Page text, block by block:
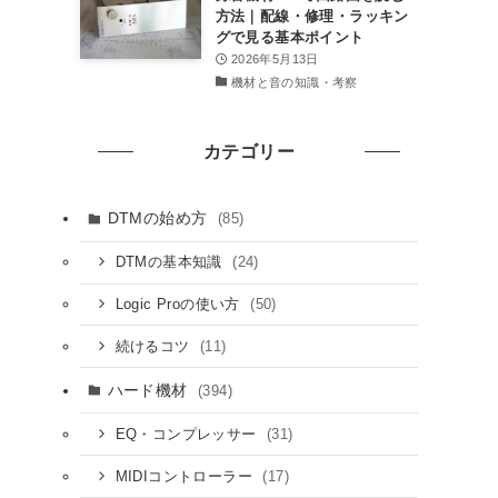
方法｜配線・修理・ラッキン
グで見る基本ポイント
2026年5月13日
機材と音の知識・考察
カテゴリー
DTMの始め方 (85)
DTMの基本知識 (24)
Logic Proの使い方 (50)
続けるコツ (11)
ハード機材 (394)
EQ・コンプレッサー (31)
MIDIコントローラー (17)